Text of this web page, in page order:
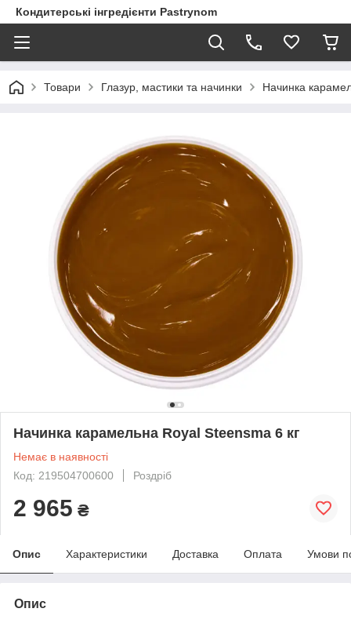
Кондитерські інгредієнти Pastrynom
Товари Глазур, мастики та начинки Начинка
Начинка карамельна Royal Steensma 6 кг
Немає в наявності
Код: 219504700600
Роздріб
2 965 ₴
Опис Характеристики Доставка Оплата Умови
Опис